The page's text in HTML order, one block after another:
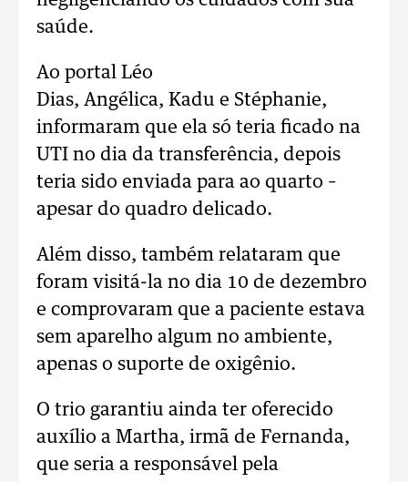
saúde.
Ao portal Léo
Dias, Angélica, Kadu e Stéphanie,
informaram que ela só teria ficado na
UTI no dia da transferência, depois
teria sido enviada para ao quarto –
apesar do quadro delicado.
Além disso, também relataram que
foram visitá-la no dia 10 de dezembro
e comprovaram que a paciente estava
sem aparelho algum no ambiente,
apenas o suporte de oxigênio.
O trio garantiu ainda ter oferecido
auxílio a Martha, irmã de Fernanda,
que seria a responsável pela